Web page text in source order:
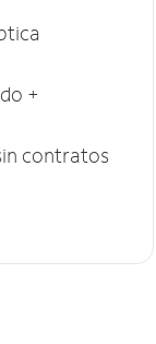
+
contratos